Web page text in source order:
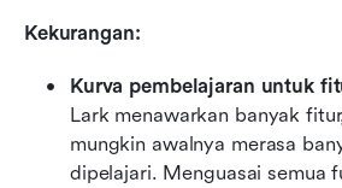
Kekurangan:
Kurva pembelajaran untuk
Lark menawarkan banyak
mungkin awalnya merasa
dipelajari. Menguasai semua